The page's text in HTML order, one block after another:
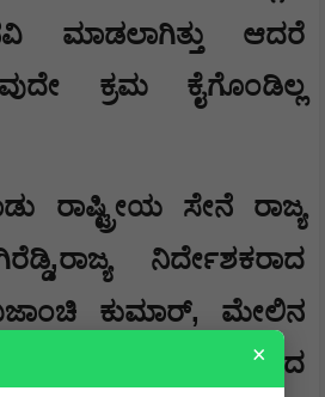
ಮಾಡಲಾಗಿತ್ತು ಆದರೆ
ಕ್ರಮ ಕೈಗೊಂಡಿಲ್ಲ
ರಾಷ್ಟ್ರೀಯ ಸೇನೆ ರಾಜ್ಯ
,ರಾಜ್ಯ ನಿರ್ದೇಶಕರಾದ
ಕುಮಾರ್, ಮೇಲಿನ
ಗ್ರಾಮದ ಮುಖಂಡರಾದ
×